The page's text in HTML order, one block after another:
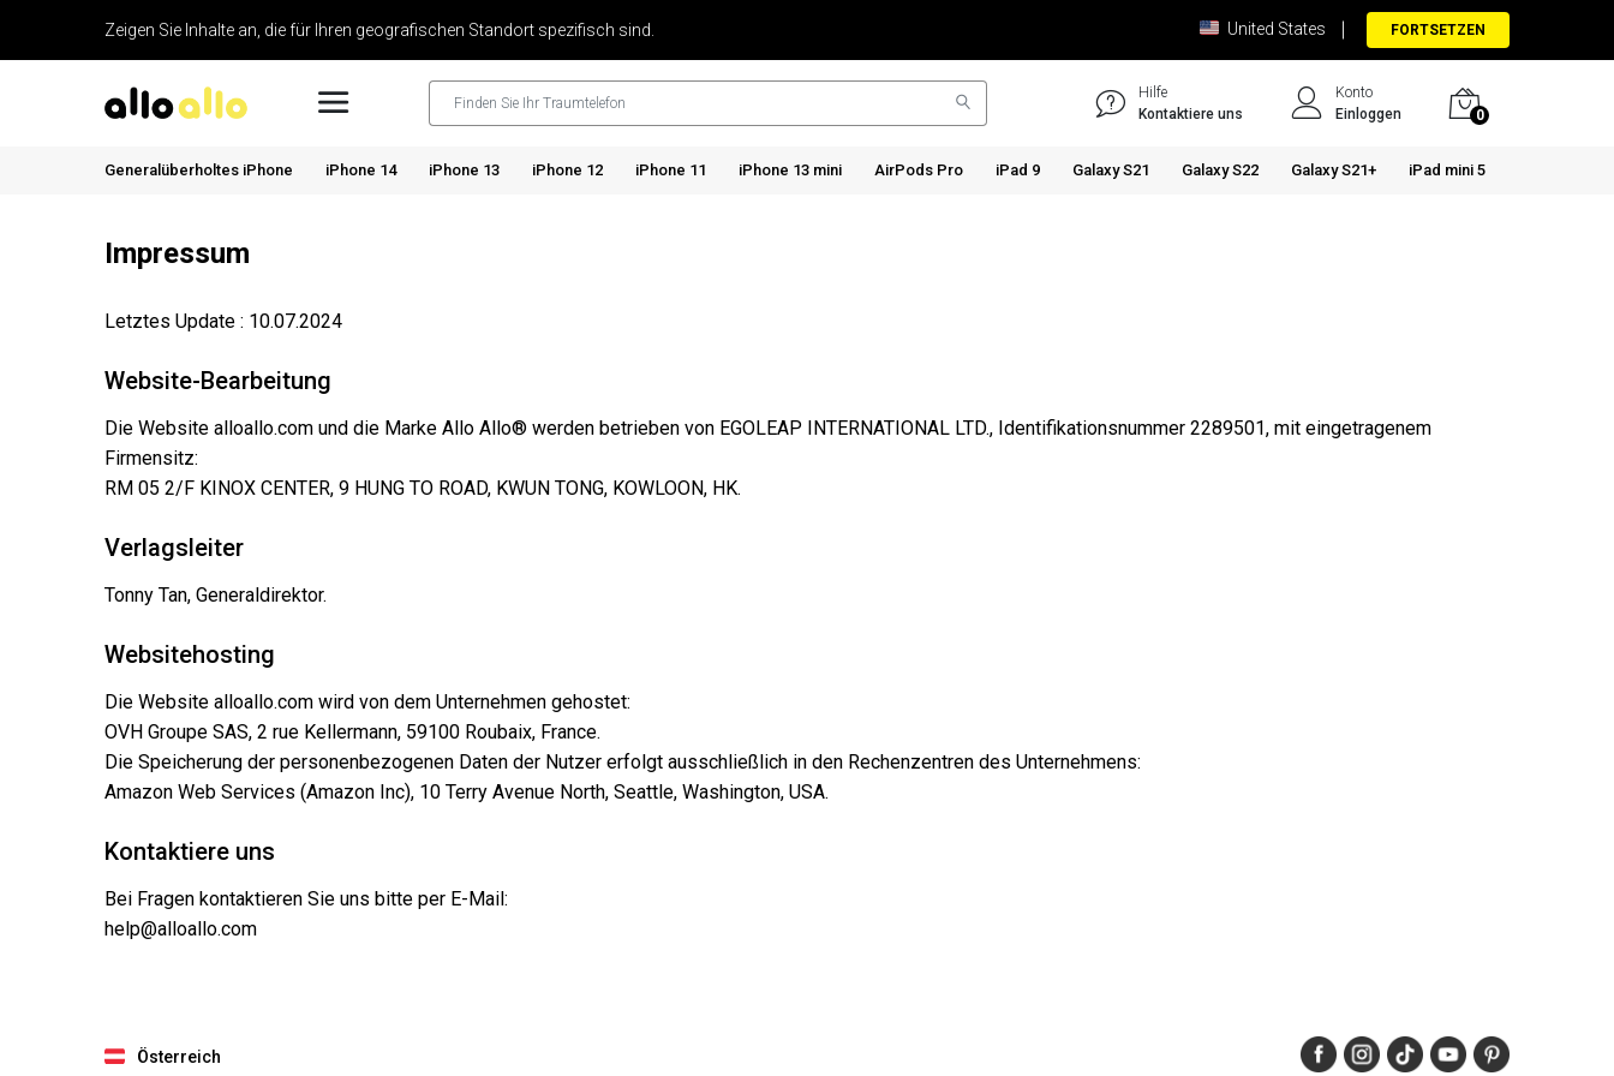
Zeigen Sie Inhalte an, die für Ihren geografischen Standort spezifisch sind. United States FORTSETZEN
Hilfe
Kontaktiere uns
Konto
Einloggen
0
Generalüberholtes iPhone iPhone 14 iPhone 13 iPhone 12 iPhone 11 iPhone 13 mini AirPods Pro iPad 9 Galaxy S21 Galaxy S22 Galaxy S21+ iPad mini 5
Impressum
Letztes Update : 10.07.2024
Website-Bearbeitung
Die Website alloallo.com und die Marke Allo Allo® werden betrieben von EGOLEAP INTERNATIONAL LTD., Identifikationsnummer 2289501, mit eingetragenem
Firmensitz:
RM 05 2/F KINOX CENTER, 9 HUNG TO ROAD, KWUN TONG, KOWLOON, HK.
Verlagsleiter
Tonny Tan, Generaldirektor.
Websitehosting
Die Website alloallo.com wird von dem Unternehmen gehostet:
OVH Groupe SAS, 2 rue Kellermann, 59100 Roubaix, France.
Die Speicherung der personenbezogenen Daten der Nutzer erfolgt ausschließlich in den Rechenzentren des Unternehmens:
Amazon Web Services (Amazon Inc), 10 Terry Avenue North, Seattle, Washington, USA.
Kontaktiere uns
Bei Fragen kontaktieren Sie uns bitte per E-Mail:
help@alloallo.com
Österreich